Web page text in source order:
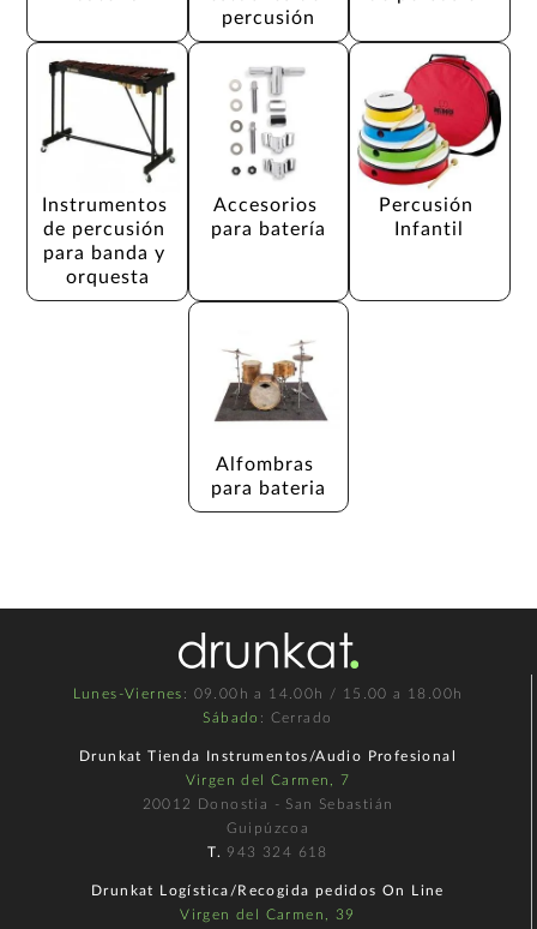
percusión
Instrumentos
de percusión
para banda y
orquesta
Accesorios
para batería
Percusión
Infantil
Alfombras
para bateria
Lunes-Viernes : 09.00h a 14.00h / 15.00 a 18.00h
Sábado : Cerrado
Drunkat Tienda Instrumentos/Audio Profesional
Virgen del Carmen, 7
20012 Donostia - San Sebastián
Guipúzcoa
T. 943 324 618
Drunkat Logística/Recogida pedidos On Line
Virgen del Carmen, 39